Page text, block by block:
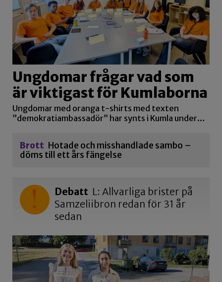
Ungdomar frågar vad som
är viktigast för Kumlaborna
Ungdomar med oranga t-shirts med texten
”demokratiambassadör” har synts i Kumla under…
Brott Hotade och misshandlade sambo –
döms till ett års fängelse
Debatt L: Allvarliga brister på
Samzeliibron redan för 31 år
sedan